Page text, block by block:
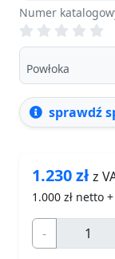
Numer
Powłoka
sprawdź
1.230złz
1.000 zł netto
-